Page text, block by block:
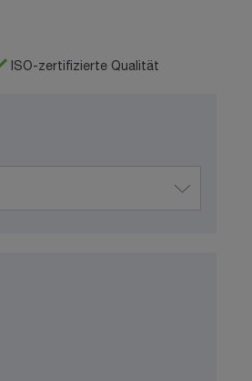
ISO-zertifizierte Qualität